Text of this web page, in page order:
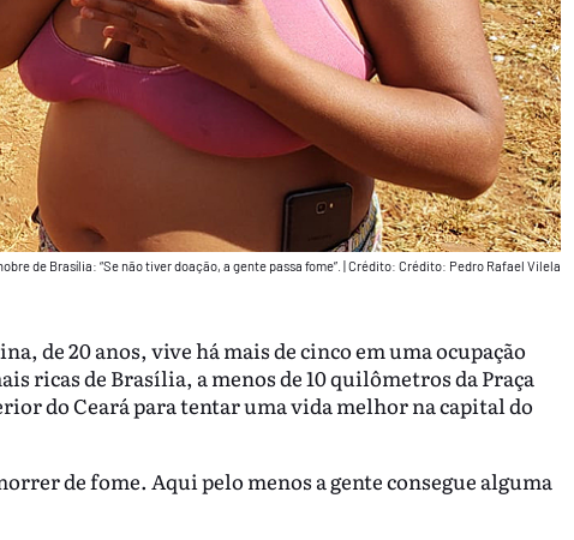
de Brasília: “Se não tiver doação, a gente passa fome”. |Crédito: Crédito: Pedro Rafael Vilela
de 20 anos, vive há mais de cinco em uma ocupação
ricas de Brasília, a menos de 10 quilômetros da Praça
do Ceará para tentar uma vida melhor na capital do
de fome. Aqui pelo menos a gente consegue alguma